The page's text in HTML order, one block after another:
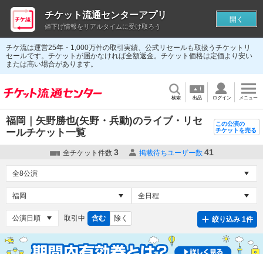
チケ流は運営25年・1,000万件の取引実績、公式リセールも取扱うチケットリ
セールです。チケットが届かなければ全額返金。チケット価格は定価より安い
または高い場合があります。
検索 出品 ログイン メニュー
福岡｜矢野勝也(矢野・兵動)のライブ・リセ
ールチケット一覧
この公演の
チケットを売る
全チケット件数 3 掲載待ちユーザー数 41
取引中 含む 除く 絞り込み 1件
チケット流通センターアプリ
値下げ情報をリアルタイムに受け取ろう
開く